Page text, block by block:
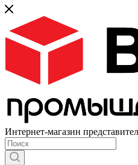
Интернет-магазин